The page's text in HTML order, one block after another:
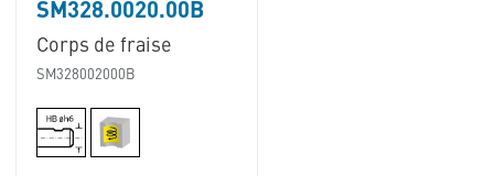
SM328.0020.00B
Corps de fraise
SM328002000B